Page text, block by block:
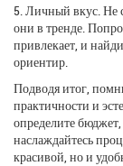
5. Личный вкус. Не
они в тренде.
привлекает, и
ориентир.
Подводя итог,
практичности и
определите
наслаждайтесь
красивой, но и